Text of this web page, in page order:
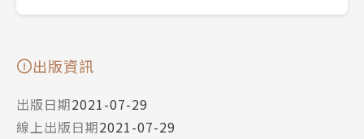
出版資訊
出版日期2021-07-29
線上出版日期2021-07-29